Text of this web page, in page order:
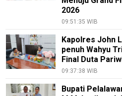
2026
09:51:35 WIB
Kapolres John
penuh Wahyu
Final Duta
09:37:38 WIB
Bupati
Karir
pendidikan
Etik